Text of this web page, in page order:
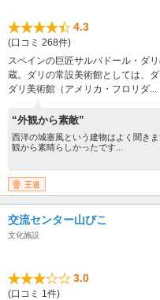
4.3
(口コミ 268件)
スペインの巨匠サルバドール・ダ
蔵。ダリの常設美術館としては、
ダリ美術館（アメリカ・フロリダ...
“外観から素敵”
西洋の城塞風という建物はよく聞き
観から素晴らしかったです...
王道
交流センター山びこ
文化施設
3.0
(口コミ 1件)